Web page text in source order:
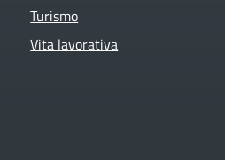
Turismo
Vita lavorativa